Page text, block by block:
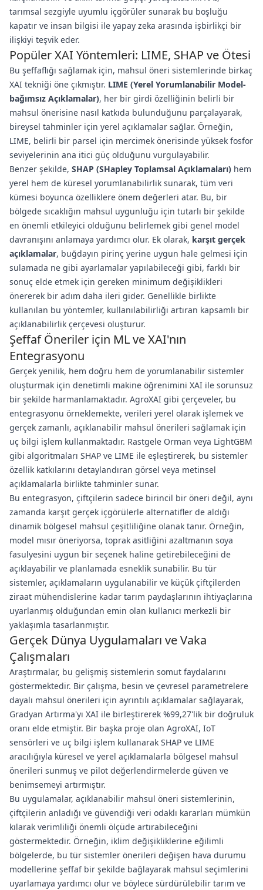
tarımsal sezgiyle uyumlu içgörüler sunarak bu boşluğu
kapatır ve insan bilgisi ile yapay zeka arasında işbirlikçi bir
ilişkiyi teşvik eder.
Popüler XAI Yöntemleri: LIME, SHAP ve Ötesi
Bu şeffaflığı sağlamak için, mahsul öneri sistemlerinde birkaç
XAI tekniği öne çıkmıştır. LIME (Yerel Yorumlanabilir Model-
bağımsız Açıklamalar), her bir girdi özelliğinin belirli bir
mahsul önerisine nasıl katkıda bulunduğunu parçalayarak,
bireysel tahminler için yerel açıklamalar sağlar. Örneğin,
LIME, belirli bir parsel için mercimek önerisinde yüksek fosfor
seviyelerinin ana itici güç olduğunu vurgulayabilir.
Benzer şekilde, SHAP (SHapley Toplamsal Açıklamaları) hem
yerel hem de küresel yorumlanabilirlik sunarak, tüm veri
kümesi boyunca özelliklere önem değerleri atar. Bu, bir
bölgede sıcaklığın mahsul uygunluğu için tutarlı bir şekilde
en önemli etkileyici olduğunu belirlemek gibi genel model
davranışını anlamaya yardımcı olur. Ek olarak, karşıt gerçek
açıklamalar, buğdayın pirinç yerine uygun hale gelmesi için
sulamada ne gibi ayarlamalar yapılabileceği gibi, farklı bir
sonuç elde etmek için gereken minimum değişiklikleri
önererek bir adım daha ileri gider. Genellikle birlikte
kullanılan bu yöntemler, kullanılabilirliği artıran kapsamlı bir
açıklanabilirlik çerçevesi oluşturur.
Şeffaf Öneriler için ML ve XAI'nın
Entegrasyonu
Gerçek yenilik, hem doğru hem de yorumlanabilir sistemler
oluşturmak için denetimli makine öğrenimini XAI ile sorunsuz
bir şekilde harmanlamaktadır. AgroXAI gibi çerçeveler, bu
entegrasyonu örneklemekte, verileri yerel olarak işlemek ve
gerçek zamanlı, açıklanabilir mahsul önerileri sağlamak için
uç bilgi işlem kullanmaktadır. Rastgele Orman veya LightGBM
gibi algoritmaları SHAP ve LIME ile eşleştirerek, bu sistemler
özellik katkılarını detaylandıran görsel veya metinsel
açıklamalarla birlikte tahminler sunar.
Bu entegrasyon, çiftçilerin sadece birincil bir öneri değil, aynı
zamanda karşıt gerçek içgörülerle alternatifler de aldığı
dinamik bölgesel mahsul çeşitliliğine olanak tanır. Örneğin,
model mısır öneriyorsa, toprak asitliğini azaltmanın soya
fasulyesini uygun bir seçenek haline getirebileceğini de
açıklayabilir ve planlamada esneklik sunabilir. Bu tür
sistemler, açıklamaların uygulanabilir ve küçük çiftçilerden
ziraat mühendislerine kadar tarım paydaşlarının ihtiyaçlarına
uyarlanmış olduğundan emin olan kullanıcı merkezli bir
yaklaşımla tasarlanmıştır.
Gerçek Dünya Uygulamaları ve Vaka
Çalışmaları
Araştırmalar, bu gelişmiş sistemlerin somut faydalarını
göstermektedir. Bir çalışma, besin ve çevresel parametrelere
dayalı mahsul önerileri için ayrıntılı açıklamalar sağlayarak,
Gradyan Artırma'yı XAI ile birleştirerek %99,27'lik bir doğruluk
oranı elde etmiştir. Bir başka proje olan AgroXAI, IoT
sensörleri ve uç bilgi işlem kullanarak SHAP ve LIME
aracılığıyla küresel ve yerel açıklamalarla bölgesel mahsul
önerileri sunmuş ve pilot değerlendirmelerde güven ve
benimsemeyi artırmıştır.
Bu uygulamalar, açıklanabilir mahsul öneri sistemlerinin,
çiftçilerin anladığı ve güvendiği veri odaklı kararları mümkün
kılarak verimliliği önemli ölçüde artırabileceğini
göstermektedir. Örneğin, iklim değişikliklerine eğilimli
bölgelerde, bu tür sistemler önerileri değişen hava durumu
modellerine şeffaf bir şekilde bağlayarak mahsul seçimlerini
uyarlamaya yardımcı olur ve böylece sürdürülebilir tarım ve